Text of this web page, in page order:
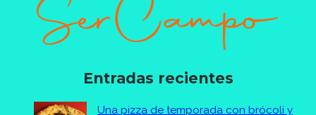
Entradas recientes
Una pizza de temporada con brócoli y